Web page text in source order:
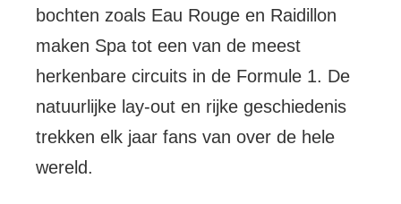
bochten zoals Eau Rouge en Raidillon
maken Spa tot een van de meest
herkenbare circuits in de Formule 1. De
natuurlijke lay-out en rijke geschiedenis
trekken elk jaar fans van over de hele
wereld.